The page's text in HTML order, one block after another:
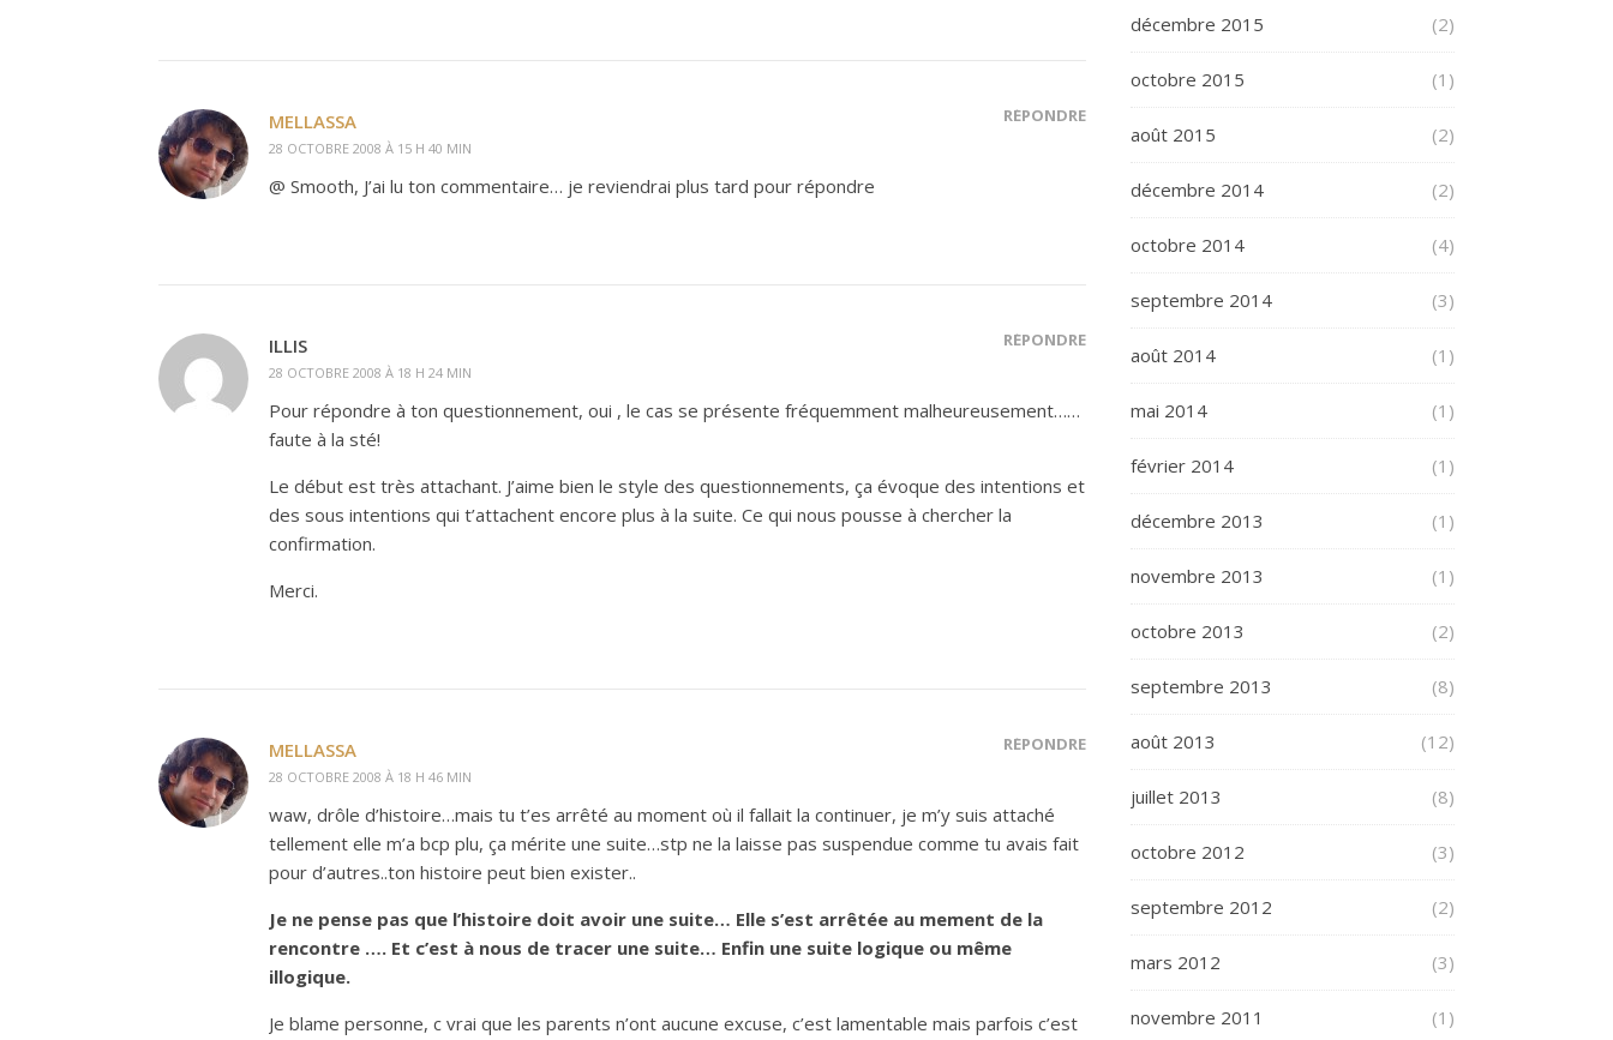
MELLASSA
28 OCTOBRE 2008 À 15 H 40 MIN
RÉPONDRE
@ Smooth, J’ai lu ton commentaire… je reviendrai plus tard pour répondre
ILLIS
28 OCTOBRE 2008 À 18 H 24 MIN
RÉPONDRE
Pour répondre à ton questionnement, oui , le cas se présente fréquemment malheureusement……
faute à la sté!
Le début est très attachant. J’aime bien le style des questionnements, ça évoque des intentions et
des sous intentions qui t’attachent encore plus à la suite. Ce qui nous pousse à chercher la
confirmation.
Merci.
MELLASSA
28 OCTOBRE 2008 À 18 H 46 MIN
RÉPONDRE
waw, drôle d’histoire…mais tu t’es arrêté au moment où il fallait la continuer, je m’y suis attaché
tellement elle m’a bcp plu, ça mérite une suite…stp ne la laisse pas suspendue comme tu avais fait
pour d’autres..ton histoire peut bien exister..
Je ne pense pas que l’histoire doit avoir une suite… Elle s’est arrêtée au mement de la
rencontre …. Et c’est à nous de tracer une suite… Enfin une suite logique ou même
illogique.
Je blame personne, c vrai que les parents n’ont aucune excuse, c’est lamentable mais parfois c’est
décembre 2015 (2)
octobre 2015 (1)
août 2015 (2)
décembre 2014 (2)
octobre 2014 (4)
septembre 2014 (3)
août 2014 (1)
mai 2014 (1)
février 2014 (1)
décembre 2013 (1)
novembre 2013 (1)
octobre 2013 (2)
septembre 2013 (8)
août 2013 (12)
juillet 2013 (8)
octobre 2012 (3)
septembre 2012 (2)
mars 2012 (3)
novembre 2011 (1)